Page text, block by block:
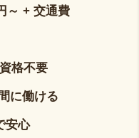
～ + 交通費
格不要
に働ける
安心